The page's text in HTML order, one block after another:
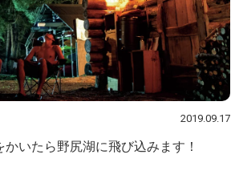
2019.09.17
かいたら野尻湖に飛び込みます！